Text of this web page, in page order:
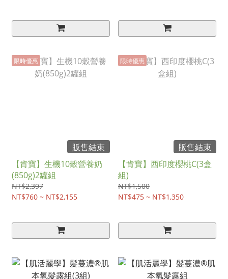
限時優惠
販售結束
【肯寶】生機10穀營養奶
(850g)2罐組
NT$2,397
NT$760 ~ NT$2,155
限時優惠
販售結束
【肯寶】西印度櫻桃C(3盒
組)
NT$1,500
NT$475 ~ NT$1,350